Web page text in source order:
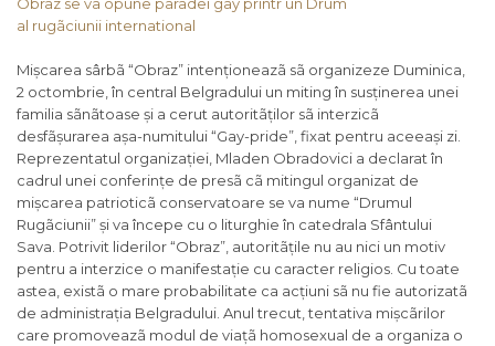
Mișcarea sârbã “Obraz” intenționeazã sã organizeze Duminica,
2 octombrie, în central Belgradului un miting în susținerea unei
familia sãnãtoase și a cerut autoritãților sã interzicã
desfãșurarea așa-numitului “Gay-pride”, fixat pentru aceeași zi.
Reprezentatul organizației, Mladen Obradovici a declarat în
cadrul unei conferințe de presã cã mitingul organizat de
mișcarea patrioticã conservatoare se va nume “Drumul
Rugãciunii” și va începe cu o liturghie în catedrala Sfântului
Sava. Potrivit liderilor “Obraz”, autoritãțile nu au nici un motiv
pentru a interzice o manifestație cu caracter religios. Cu toate
astea, existã o mare probabilitate ca acțiuni sã nu fie autorizatã
de administrația Belgradului. Anul trecut, tentativa mișcãrilor
care promoveazã modul de viațã homosexual de a organiza o